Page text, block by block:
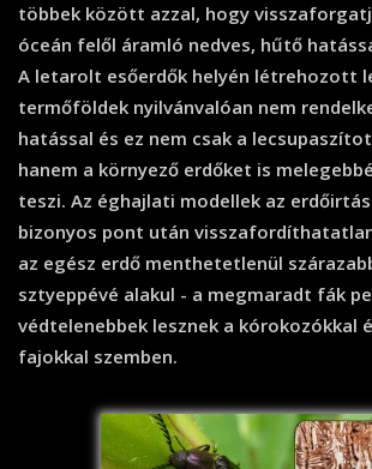
többek között azzal, hogy
óceán felől áramló nedves, hűtő
A letarolt esőerdők helyén létrehozott
termőföldek nyilvánvalóan nem
hatással és ez nem csak a
hanem a környező erdőket is
teszi. Az éghajlati modellek az
bizonyos pont után
az egész erdő menthetetlenül
sztyeppévé alakul - a megmaradt fák
védtelenebbek lesznek a kórokozókkal
fajokkal szemben.